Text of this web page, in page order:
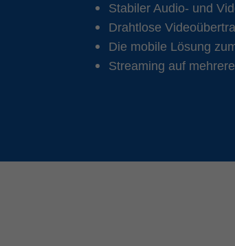
Stabiler Audio- und
Drahtlose
Die mobile Lösung
Streaming auf